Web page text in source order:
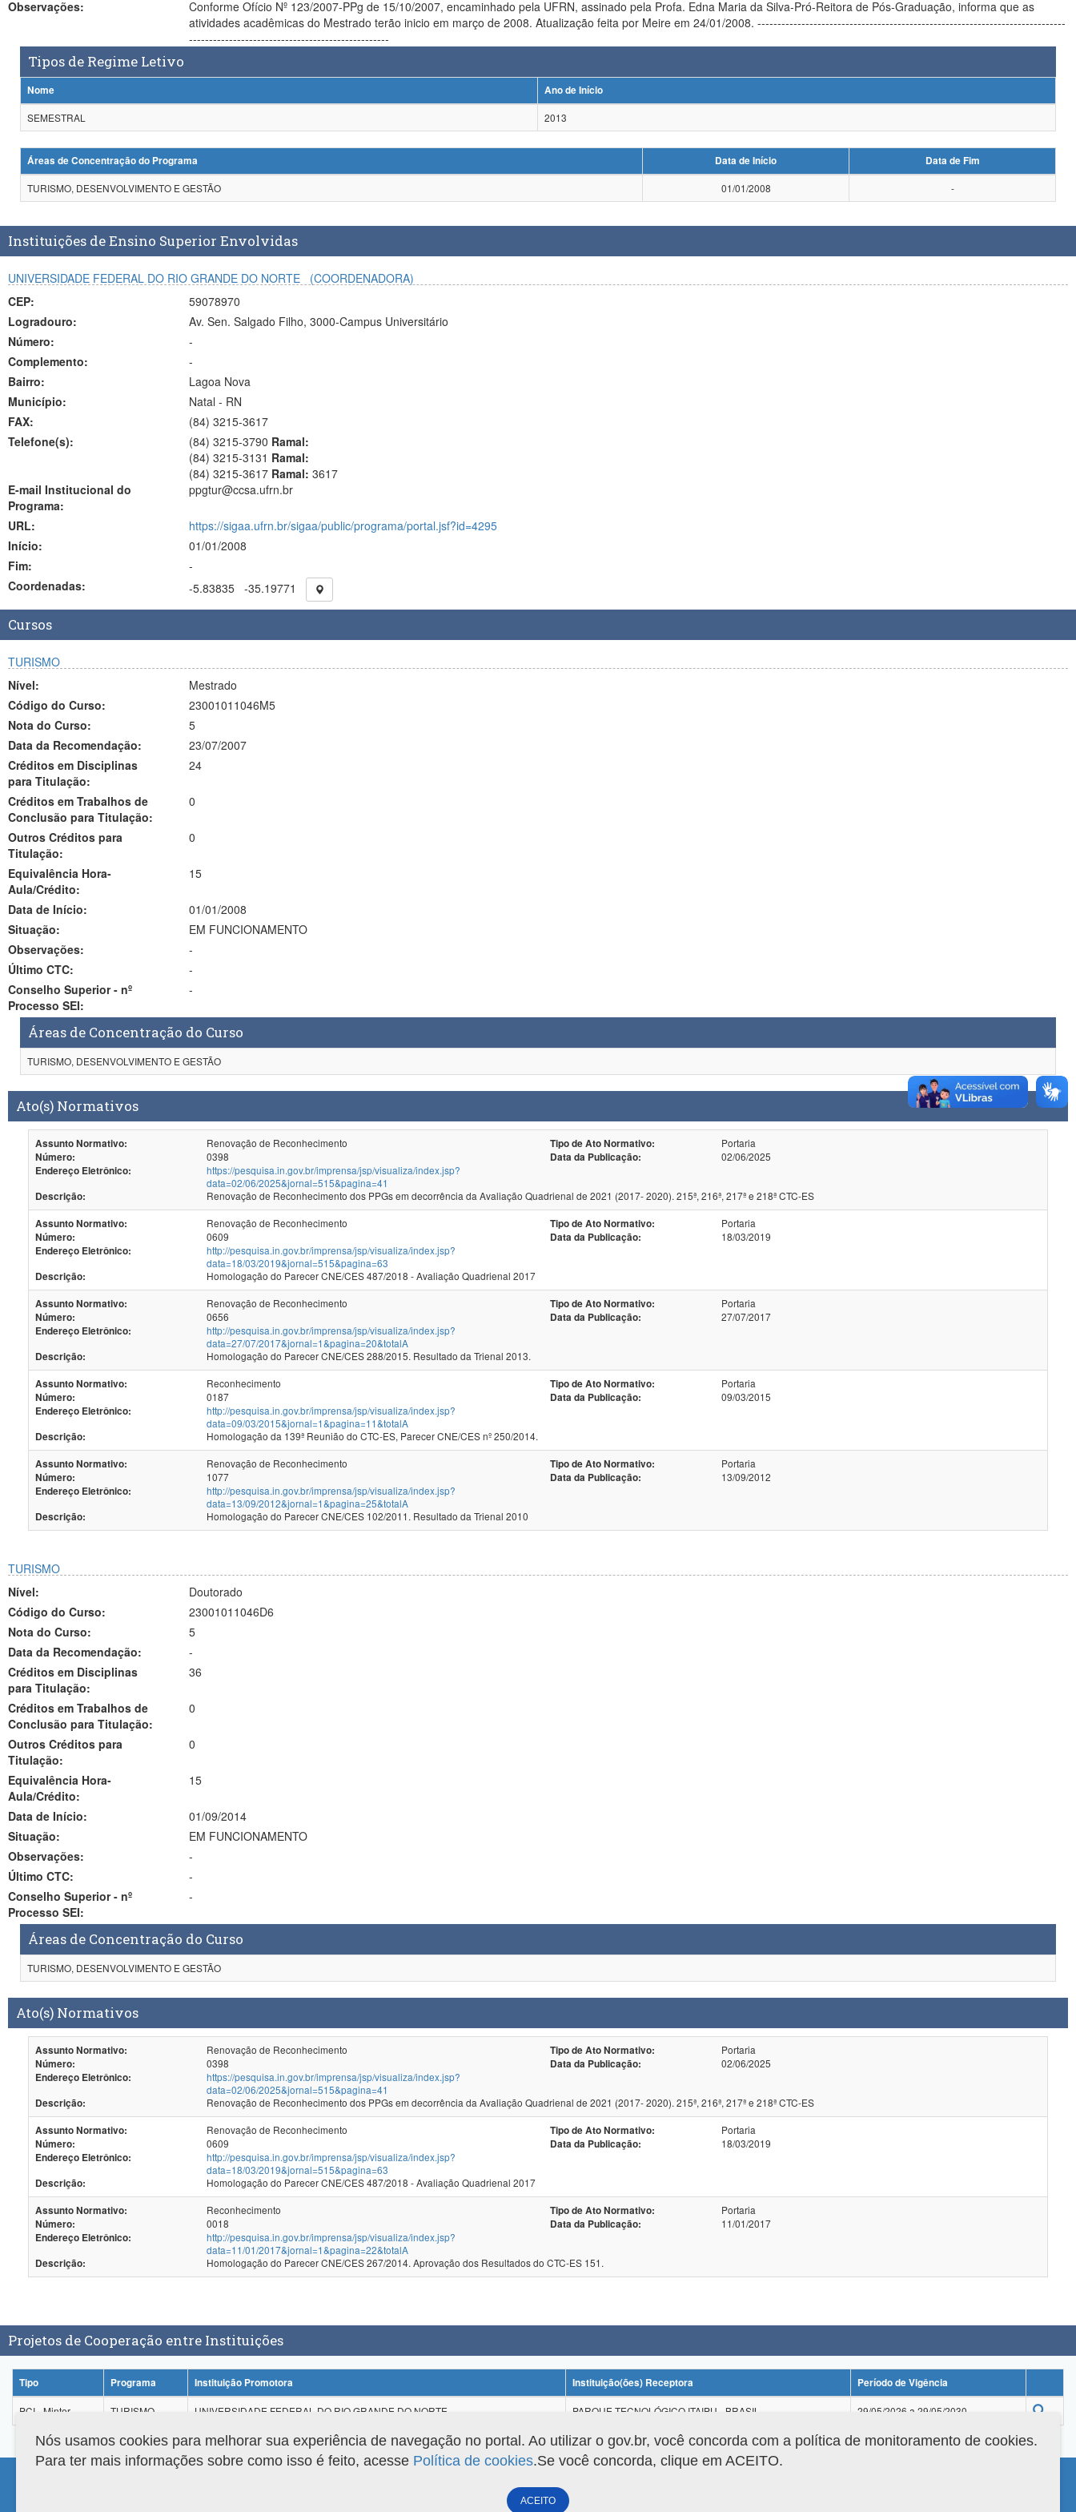
Observações:
Conforme Ofício Nº 123/2007-PPg de 15/10/2007, encaminhado pela UFRN, assinado pela Profa. Edna Maria da Silva-Pró-Reitora de Pós-Graduação, informa que as
atividades acadêmicas do Mestrado terão inicio em março de 2008. Atualização feita por Meire em 24/01/2008. -----------------------------------------------------------------------------
--------------------------------------------------
Tipos de Regime Letivo
Nome
Ano de Início
SEMESTRAL
2013
Áreas de Concentração do Programa Data de Início
Data de Fim
TURISMO, DESENVOLVIMENTO E GESTÃO
01/01/2008 -
Instituições de Ensino Superior Envolvidas
UNIVERSIDADE FEDERAL DO RIO GRANDE DO NORTE
(COORDENADORA)
CEP:
59078970
Logradouro:
Av. Sen. Salgado Filho, 3000-Campus Universitário
Número:
-
Complemento:
-
Bairro:
Lagoa Nova
Município:
Natal - RN
FAX:
(84) 3215-3617
Telefone(s):
(84) 3215-3790 Ramal:
(84) 3215-3131 Ramal:
(84) 3215-3617 Ramal: 3617
E-mail Institucional do
Programa:
ppgtur@ccsa.ufrn.br
URL:
https://sigaa.ufrn.br/sigaa/public/programa/portal.jsf?id=4295
Início:
01/01/2008
Fim:
-
Coordenadas:
-5.83835 -35.19771
Cursos
TURISMO
Nível:
Mestrado
Código do Curso:
23001011046M5
Nota do Curso:
5
Data da Recomendação:
23/07/2007
Créditos em Disciplinas
para Titulação:
24
Créditos em Trabalhos de
Conclusão para Titulação:
0
Outros Créditos para
Titulação:
0
Equivalência Hora-
Aula/Crédito:
15
Data de Início:
01/01/2008
Situação:
EM FUNCIONAMENTO
Observações:
-
Último CTC:
-
Conselho Superior - nº
Processo SEI:
-
Áreas de Concentração do Curso
TURISMO, DESENVOLVIMENTO E GESTÃO
Ato(s) Normativos
Assunto Normativo: Renovação de Reconhecimento Tipo de Ato Normativo:
Portaria
Número:
0398 Data da Publicação:
02/06/2025
Endereço Eletrônico:
https://pesquisa.in.gov.br/imprensa/jsp/visualiza/index.jsp?
data=02/06/2025&jornal=515&pagina=41
Descrição:
Renovação de Reconhecimento dos PPGs em decorrência da Avaliação Quadrienal de 2021 (2017- 2020). 215ª, 216ª, 217ª e 218ª CTC-ES
Assunto Normativo: Renovação de Reconhecimento Tipo de Ato Normativo:
Portaria
Número:
0609 Data da Publicação:
18/03/2019
Endereço Eletrônico:
http://pesquisa.in.gov.br/imprensa/jsp/visualiza/index.jsp?
data=18/03/2019&jornal=515&pagina=63
Descrição:
Homologação do Parecer CNE/CES 487/2018 - Avaliação Quadrienal 2017
Assunto Normativo: Renovação de Reconhecimento Tipo de Ato Normativo:
Portaria
Número:
0656 Data da Publicação:
27/07/2017
Endereço Eletrônico:
http://pesquisa.in.gov.br/imprensa/jsp/visualiza/index.jsp?
data=27/07/2017&jornal=1&pagina=20&totalA
Descrição:
Homologação do Parecer CNE/CES 288/2015. Resultado da Trienal 2013.
Assunto Normativo: Reconhecimento Tipo de Ato Normativo:
Portaria
Número:
0187 Data da Publicação:
09/03/2015
Endereço Eletrônico:
http://pesquisa.in.gov.br/imprensa/jsp/visualiza/index.jsp?
data=09/03/2015&jornal=1&pagina=11&totalA
Descrição:
Homologação da 139ª Reunião do CTC-ES, Parecer CNE/CES nº 250/2014.
Assunto Normativo: Renovação de Reconhecimento Tipo de Ato Normativo:
Portaria
Número:
1077 Data da Publicação:
13/09/2012
Endereço Eletrônico:
http://pesquisa.in.gov.br/imprensa/jsp/visualiza/index.jsp?
data=13/09/2012&jornal=1&pagina=25&totalA
Descrição:
Homologação do Parecer CNE/CES 102/2011. Resultado da Trienal 2010
TURISMO
Nível:
Doutorado
Código do Curso:
23001011046D6
Nota do Curso:
5
Data da Recomendação:
-
Créditos em Disciplinas
para Titulação:
36
Créditos em Trabalhos de
Conclusão para Titulação:
0
Outros Créditos para
Titulação:
0
Equivalência Hora-
Aula/Crédito:
15
Data de Início:
01/09/2014
Situação:
EM FUNCIONAMENTO
Observações:
-
Último CTC:
-
Conselho Superior - nº
Processo SEI:
-
Áreas de Concentração do Curso
TURISMO, DESENVOLVIMENTO E GESTÃO
Ato(s) Normativos
Assunto Normativo: Renovação de Reconhecimento Tipo de Ato Normativo:
Portaria
Número:
0398 Data da Publicação:
02/06/2025
Endereço Eletrônico:
https://pesquisa.in.gov.br/imprensa/jsp/visualiza/index.jsp?
data=02/06/2025&jornal=515&pagina=41
Descrição:
Renovação de Reconhecimento dos PPGs em decorrência da Avaliação Quadrienal de 2021 (2017- 2020). 215ª, 216ª, 217ª e 218ª CTC-ES
Assunto Normativo: Renovação de Reconhecimento Tipo de Ato Normativo:
Portaria
Número:
0609 Data da Publicação:
18/03/2019
Endereço Eletrônico:
http://pesquisa.in.gov.br/imprensa/jsp/visualiza/index.jsp?
data=18/03/2019&jornal=515&pagina=63
Descrição:
Homologação do Parecer CNE/CES 487/2018 - Avaliação Quadrienal 2017
Assunto Normativo: Reconhecimento Tipo de Ato Normativo:
Portaria
Número:
0018 Data da Publicação:
11/01/2017
Endereço Eletrônico:
http://pesquisa.in.gov.br/imprensa/jsp/visualiza/index.jsp?
data=11/01/2017&jornal=1&pagina=22&totalA
Descrição:
Homologação do Parecer CNE/CES 267/2014. Aprovação dos Resultados do CTC-ES 151.
Projetos de Cooperação entre Instituições
Tipo Programa Instituição Promotora Instituição(ões) Receptora Período de Vigência
PCI - Minter TURISMO UNIVERSIDADE FEDERAL DO RIO GRANDE DO NORTE PARQUE TECNOLÓGICO ITAIPU - BRASIL 29/05/2026 a 29/05/2030
Nós usamos cookies para melhorar sua experiência de navegação no portal. Ao utilizar o gov.br, você concorda com a política de monitoramento de cookies.
Para ter mais informações sobre como isso é feito, acesse Política de cookies.Se você concorda, clique em ACEITO.
ACEITO